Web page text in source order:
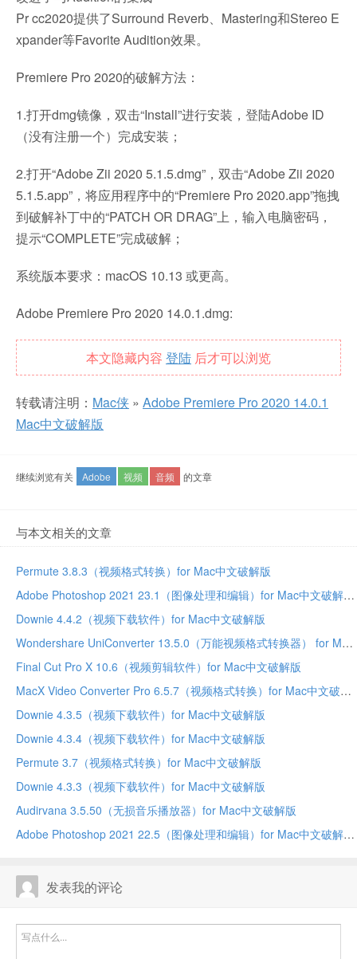
Pr cc2020提供了Surround Reverb、Mastering和Stereo E
xpander等Favorite Audition效果。
Premiere Pro 2020的破解方法：
1.打开dmg镜像，双击“Install”进行安装，登陆Adobe ID
（没有注册一个）完成安装；
2.打开“Adobe Zii 2020 5.1.5.dmg”，双击“Adobe Zii 2020
5.1.5.app”，将应用程序中的“Premiere Pro 2020.app”拖拽
到破解补丁中的“PATCH OR DRAG”上，输入电脑密码，
提示“COMPLETE”完成破解；
系统版本要求：macOS 10.13 或更高。
Adobe Premiere Pro 2020 14.0.1.dmg:
本文隐藏内容 登陆 后才可以浏览
转载请注明： Mac侠 » Adobe Premiere Pro 2020 14.0.1
Mac中文破解版
继续浏览有关 Adobe 视频 音频 的文章
与本文相关的文章
Permute 3.8.3（视频格式转换）for Mac中文破解版
Adobe Photoshop 2021 23.1（图像处理和编辑）for Mac中文破解版
Downie 4.4.2（视频下载软件）for Mac中文破解版
Wondershare UniConverter 13.5.0（万能视频格式转换器） for Mac中文破解版
Final Cut Pro X 10.6（视频剪辑软件）for Mac中文破解版
MacX Video Converter Pro 6.5.7（视频格式转换）for Mac中文破解版
Downie 4.3.5（视频下载软件）for Mac中文破解版
Downie 4.3.4（视频下载软件）for Mac中文破解版
Permute 3.7（视频格式转换）for Mac中文破解版
Downie 4.3.3（视频下载软件）for Mac中文破解版
Audirvana 3.5.50（无损音乐播放器）for Mac中文破解版
Adobe Photoshop 2021 22.5（图像处理和编辑）for Mac中文破解版
发表我的评论